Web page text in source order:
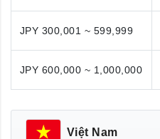
JPY 300,001 ~ 599,999
JPY 600,000 ~ 1,000,000
Việt Nam